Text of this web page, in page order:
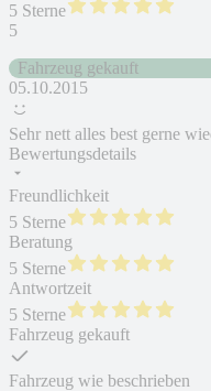
5 Sterne
5
Fahrzeug gekauft
05.10.2015
Sehr nett alles best gerne
Bewertungsdetails
Freundlichkeit
5 Sterne
Beratung
5 Sterne
Antwortzeit
5 Sterne
Fahrzeug gekauft
Fahrzeug wie beschrieben